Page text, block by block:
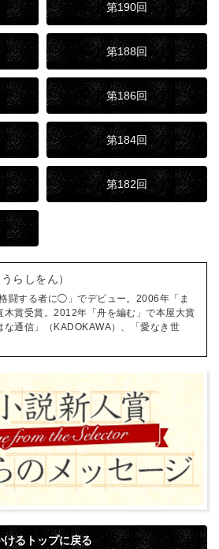
第190回
第188回
第186回
第184回
第182回
らしをん）
闘する者に◯」でデビュー。2006年「ま
木賞受賞。2012年「舟を編む」で本屋大賞
な通信」（KADOKAWA）、「愛なき世
けるトップに戻る